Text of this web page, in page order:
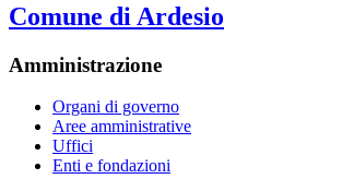
Comune di Ardesio
Amministrazione
Organi di governo
Aree amministrative
Uffici
Enti e fondazioni